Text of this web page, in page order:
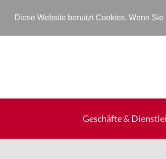
Diese Website benutzt Cookies. Wenn
Geschäfte &